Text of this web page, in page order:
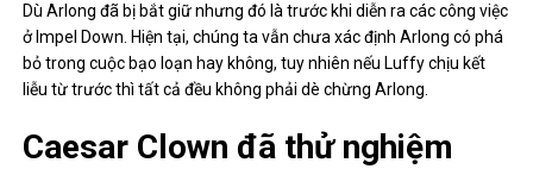
Dù Arlong đã bị bắt giữ nhưng đó là trước khi diễn ra các công việc
ở Impel Down. Hiện tại, chúng ta vẫn chưa xác định Arlong có phá
bỏ trong cuộc bạo loạn hay không, tuy nhiên nếu Luffy chịu kết
liễu từ trước thì tất cả đều không phải dè chừng Arlong.
Caesar Clown đã thử nghiệm